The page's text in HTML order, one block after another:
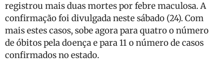
registrou mais duas mortes por febre maculosa. A
confirmação foi divulgada neste sábado (24). Com
mais estes casos, sobe agora para quatro o número
de óbitos pela doença e para 11 o número de casos
confirmados no estado.